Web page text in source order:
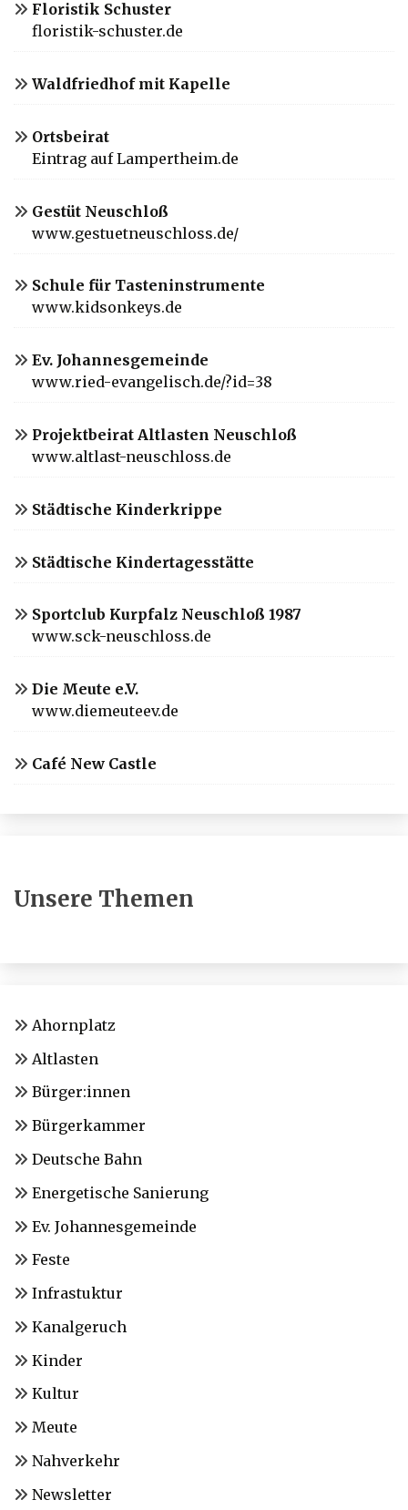
Floristik Schuster
floristik-schuster.de
Waldfriedhof mit Kapelle
Ortsbeirat
Eintrag auf Lampertheim.de
Gestüt Neuschloß
www.gestuetneuschloss.de/
Schule für Tasteninstrumente
www.kidsonkeys.de
Ev. Johannesgemeinde
www.ried-evangelisch.de/?id=38
Projektbeirat Altlasten Neuschloß
www.altlast-neuschloss.de
Städtische Kinderkrippe
Städtische Kindertagesstätte
Sportclub Kurpfalz Neuschloß 1987
www.sck-neuschloss.de
Die Meute e.V.
www.diemeuteev.de
Café New Castle
Unsere Themen
Ahornplatz
Altlasten
Bürger:innen
Bürgerkammer
Deutsche Bahn
Energetische Sanierung
Ev. Johannesgemeinde
Feste
Infrastuktur
Kanalgeruch
Kinder
Kultur
Meute
Nahverkehr
Newsletter